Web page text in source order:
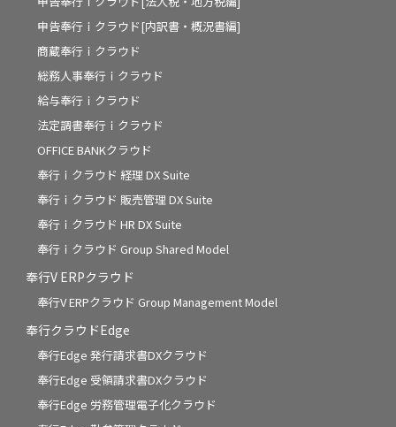
申告奉行ｉクラウド[内訳書・概況書編]
商蔵奉行ｉクラウド
総務人事奉行ｉクラウド
給与奉行ｉクラウド
法定調書奉行ｉクラウド
OFFICE BANKクラウド
奉行ｉクラウド 経理 DX Suite
奉行ｉクラウド 販売管理 DX Suite
奉行ｉクラウド HR DX Suite
奉行ｉクラウド Group Shared Model
奉行V ERPクラウド
奉行V ERPクラウド Group Management Model
奉行クラウドEdge
奉行Edge 発行請求書DXクラウド
奉行Edge 受領請求書DXクラウド
奉行Edge 労務管理電子化クラウド